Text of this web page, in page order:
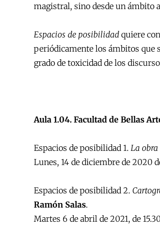
magistral, sino desde un ámbito
Espacios de posibilidad quiere
periódicamente los ámbitos que
grado de toxicidad de los
Aula 1.04. Facultad de Bellas
Espacios de posibilidad 1. La
Lunes, 14 de diciembre de 2020
Espacios de posibilidad 2.
Ramón Salas.
Martes 6 de abril de 2021, de